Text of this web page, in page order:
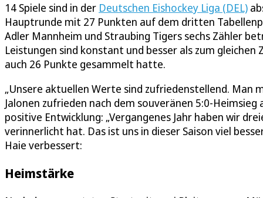
14 Spiele sind in der Deutschen Eishockey Liga (DEL)
Hauptrunde mit 27 Punkten auf dem dritten
Adler Mannheim und Straubing Tigers sechs Zähler
Leistungen sind konstant und besser als zum
auch 26 Punkte gesammelt hatte.
„Unsere aktuellen Werte sind zufriedenstellend.
Jalonen zufrieden nach dem souveränen 5:0-
positive Entwicklung: „Vergangenes Jahr haben wir
verinnerlicht hat. Das ist uns in dieser Saison viel
Haie verbessert:
Heimstärke